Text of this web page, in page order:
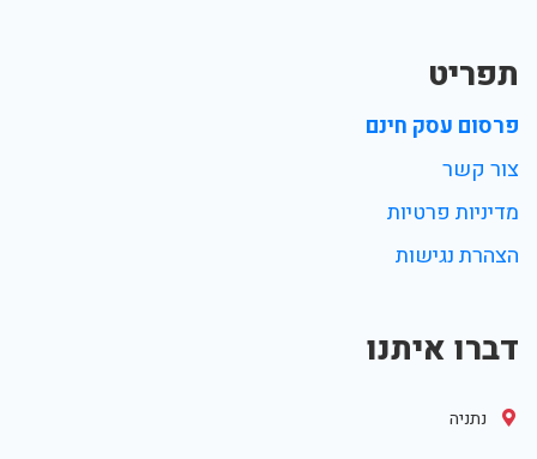
תפריט
פרסום עסק חינם
צור קשר
מדיניות פרטיות
הצהרת נגישות
דברו איתנו
נתניה